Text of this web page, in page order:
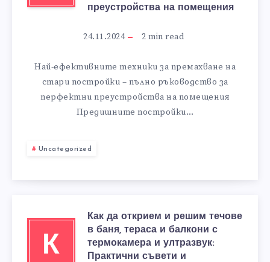
преустройства на помещения
24.11.2024 2 min read
Най-ефективните техники за премахване на
стари постройки – пълно ръководство за
перфектни преустройства на помещения
Предишните постройки…
Uncategorized
К
Как да открием и решим течове
в баня, тераса и балкони с
термокамера и ултразвук:
Практични съвети и